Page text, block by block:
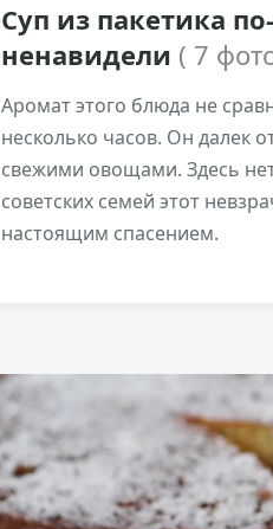
Суп из пакетика
ненавидели ( 7
Аромат этого блюда не
несколько часов. Он далек
свежими овощами. Здесь
советских семей этот
настоящим спасением.